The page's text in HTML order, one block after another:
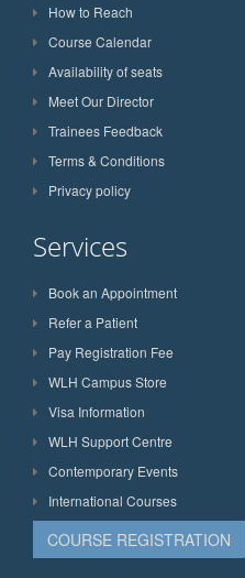
How to Reach
Course Calendar
Availability of seats
Meet Our Director
Trainees Feedback
Terms & Conditions
Privacy policy
Services
Book an Appointment
Refer a Patient
Pay Registration Fee
WLH Campus Store
Visa Information
WLH Support Centre
Contemporary Events
International Courses
COURSE REGISTRATION